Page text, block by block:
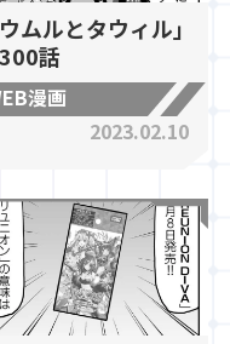
ウムルとタウィル」
話
漫画
2023.02.10